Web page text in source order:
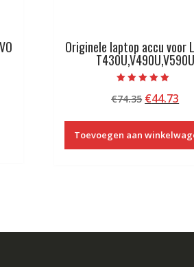
Originele laptop accu voor
T430U,V490U,V590U
5.00
van 5
€74.35
was:
€74.35.
€44.73
Toevoegen aan